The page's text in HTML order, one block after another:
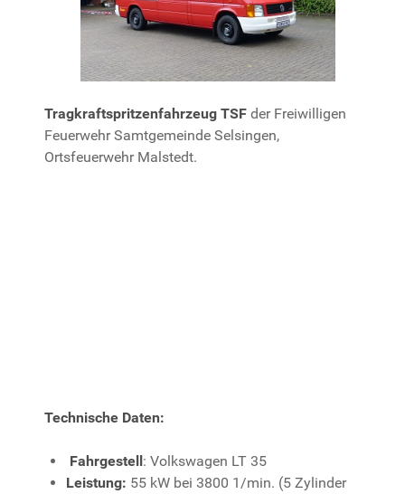
Tragkraftspritzenfahrzeug TSF der Freiwilligen
Feuerwehr Samtgemeinde Selsingen,
Ortsfeuerwehr Malstedt.
Technische Daten:
Fahrgestell: Volkswagen LT 35
Leistung: 55 kW bei 3800 1/min. (5 Zylinder